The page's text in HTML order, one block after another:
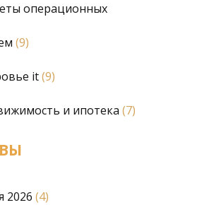
операционных
(9)
it(9)
и ипотека (7)
2026 (4)